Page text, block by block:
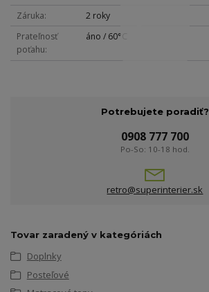
Záruka
2 roky
Prateľnosť
poťahu
áno / 60°C
Potrebujete poradiť?
0908 777 700
Po-So: 10-18 hod.
retro@superinterier.sk
Tovar zaradený v kategóriách
Doplnky
Posteľové